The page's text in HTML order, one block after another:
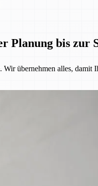
Planung bis zur
übernehmen alles,